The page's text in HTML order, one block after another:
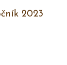
2023